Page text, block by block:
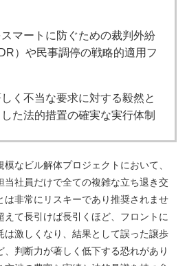
マートに防ぐための裁判外紛
）や民事調停の戦略的適用フ
く不当な要求に対する毅然と
た法的措置の確実な実行体制
なビル解体プロジェクトにおいて、
当社員だけで全ての複雑な立ち退き交
は非常にリスキーであり推奨されませ
えて長引けば長引くほど、フロントに
は激しくなり、結果として誤った譲歩
判断力が著しく低下する恐れがあり